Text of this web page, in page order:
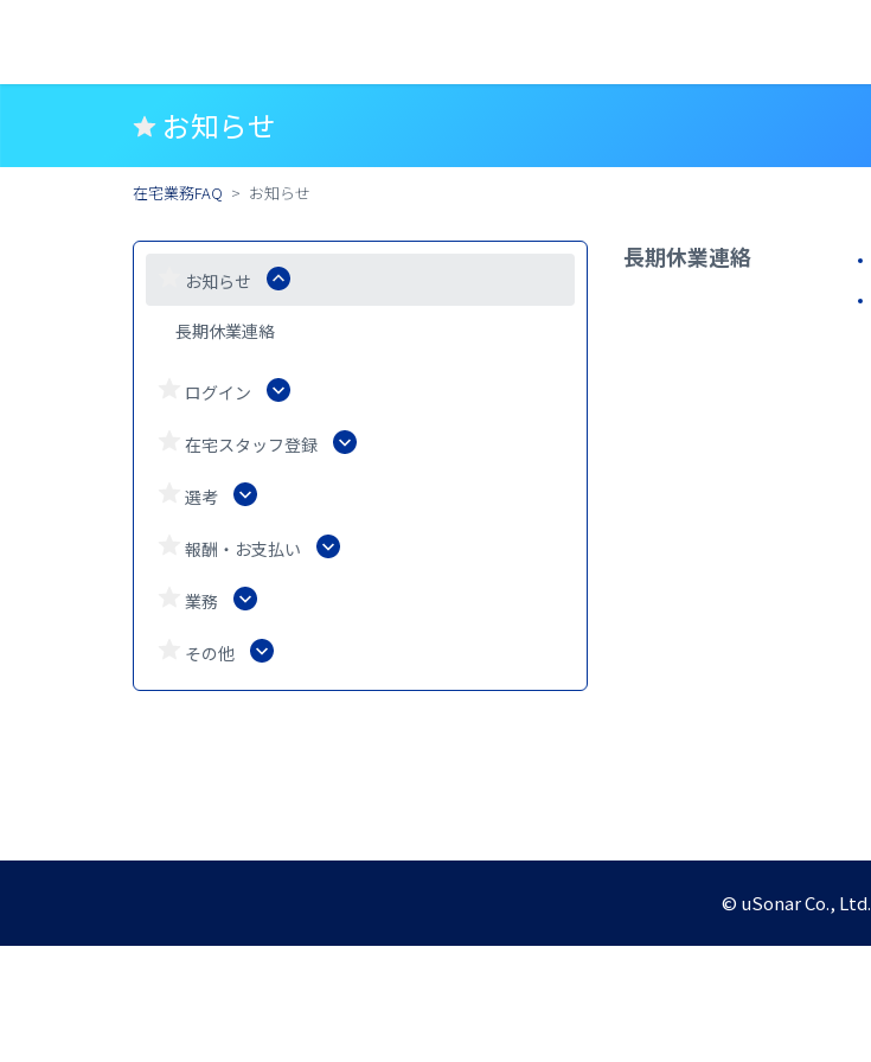
お知らせ
在宅業務FAQ お知らせ
お知らせ
長期休業連絡
ログイン
在宅スタッフ登録
選考
報酬・お支払い
業務
その他
長期休業連絡
© uSonar Co., Ltd.